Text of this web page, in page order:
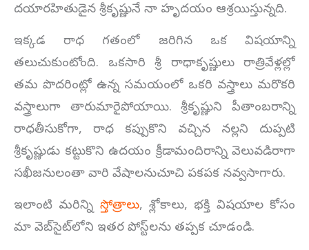
దయారహితుడైన శ్రీకృష్ణునే నా హృదయం ఆశ్రయిస్తున్నది.
ఇక్కడ రాధ గతంలో జరిగిన ఒక విషయాన్ని
తలుచుకుంటోంది. ఒకసారి శ్రీ రాధాకృష్ణులు రాత్రివేళ్లల్లో
తమ పొదరింట్లో ఉన్న సమయంలో ఒకరి వస్త్రాలు మరొకరి
వస్త్రాలుగా తారుమారైపోయాయి. శ్రీకృష్ణుని పీతాంబరాన్ని
రాధతీసుకోగా, రాధ కప్పుకొని వచ్చిన నల్లని దుప్పటి
శ్రీకృష్ణుడు కట్టుకొని ఉదయం క్రీడామందిరాన్ని వెలువడిరాగా
సఖీజనులంతా వారి వేషాలనుచూచి పకపక నవ్వసాగారు.
ఇలాంటి మరిన్ని స్తోత్రాలు, శ్లోకాలు, భక్తి విషయాల కోసం
మా వెబ్‌సైట్‌లోని ఇతర పోస్ట్‌లను తప్పక చూడండి.